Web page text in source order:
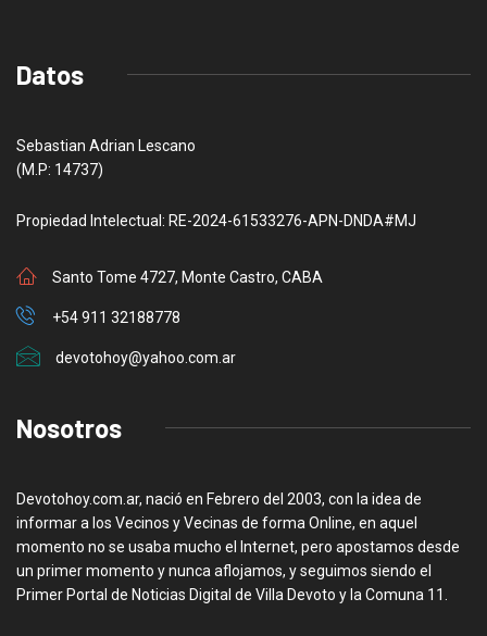
Datos
Sebastian Adrian Lescano
(M.P: 14737)
Propiedad Intelectual: RE-2024-61533276-APN-DNDA#MJ
Santo Tome 4727, Monte Castro, CABA
+54 911 32188778
devotohoy@yahoo.com.ar
Nosotros
Devotohoy.com.ar, nació en Febrero del 2003, con la idea de
informar a los Vecinos y Vecinas de forma Online, en aquel
momento no se usaba mucho el Internet, pero apostamos desde
un primer momento y nunca aflojamos, y seguimos siendo el
Primer Portal de Noticias Digital de Villa Devoto y la Comuna 11.